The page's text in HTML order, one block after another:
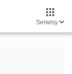
Serwisy